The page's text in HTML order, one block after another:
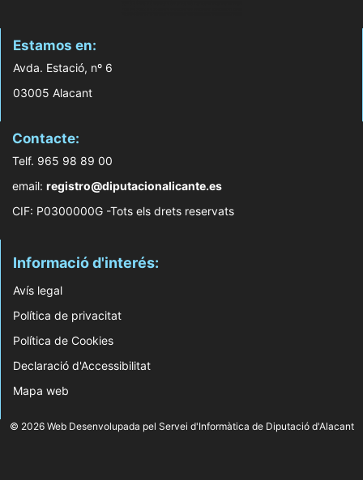
Estamos en:
Avda. Estació, nº 6
03005 Alacant
Contacte:
Telf. 965 98 89 00
email: registro@diputacionalicante.es
CIF: P0300000G -Tots els drets reservats
Informació d'interés:
Avís legal
Política de privacitat
Política de Cookies
Declaració d'Accessibilitat
Mapa web
© 2026 Web Desenvolupada pel Servei d'Informàtica de Diputació d'Alacant